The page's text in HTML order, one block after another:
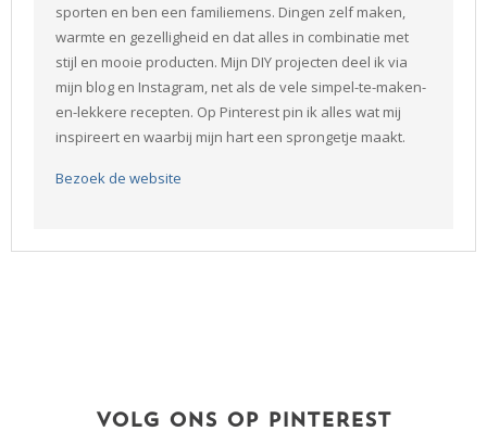
sporten en ben een familiemens. Dingen zelf maken,
warmte en gezelligheid en dat alles in combinatie met
stijl en mooie producten. Mijn DIY projecten deel ik via
mijn blog en Instagram, net als de vele simpel-te-maken-
en-lekkere recepten. Op Pinterest pin ik alles wat mij
inspireert en waarbij mijn hart een sprongetje maakt.
Bezoek de website
VOLG ONS OP PINTEREST